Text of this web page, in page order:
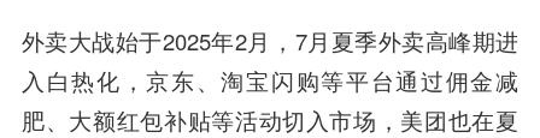
外卖大战始于2025年2月，7月夏季外卖高峰期进
入白热化，京东、淘宝闪购等平台通过佣金减
肥、大额红包补贴等活动切入市场，美团也在夏